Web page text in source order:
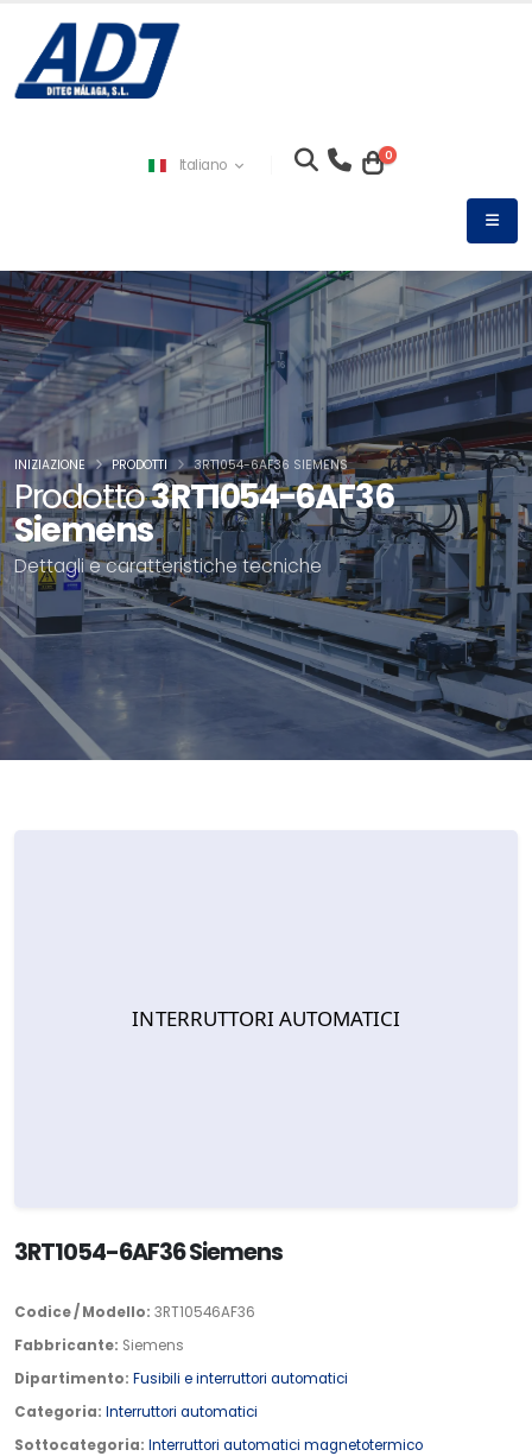
Italiano 0
Prodotto3RT1054-6AF36
Siemens
Dettagli e caratteristiche tecniche
INIZIAZIONE PRODOTTI 3RT1054-6AF36 SIEMENS
3RT1054-6AF36 Siemens
Codice / Modello: 3RT10546AF36
Fabbricante: Siemens
Dipartimento: Fusibili e interruttori automatici
Categoria: Interruttori automatici
Sottocategoria: Interruttori automatici magnetotermico